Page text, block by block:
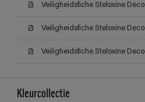
Veiligheidsfiche Steloxine
Veiligheidsfiche Steloxine
Veiligheidsfiche Steloxine
Kleurcollectie